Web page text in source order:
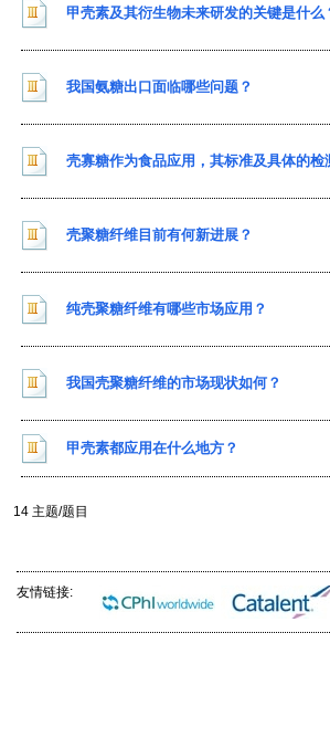
甲壳素及其衍生物未来研发的关键是什么
我国氨糖出口面临哪些问题？
壳寡糖作为食品应用，其标准及具体的检
壳聚糖纤维目前有何新进展？
纯壳聚糖纤维有哪些市场应用？
我国壳聚糖纤维的市场现状如何？
甲壳素都应用在什么地方？
14 主题/题目
友情链接: